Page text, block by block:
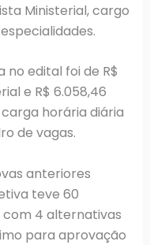
Ministerial, cargo
no edital foi de R$
e R$ 6.058,46
horária diária
de vagas.
anteriores
teve 60
com 4 alternativas
para aprovação